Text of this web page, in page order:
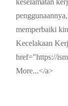
keselamatan
memperbaiki
Kecelakaan
href="https://
More...</a>